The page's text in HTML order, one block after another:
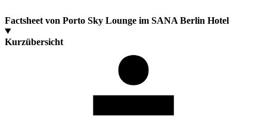
Factsheet von Porto Sky Lounge im SANA Berlin Hotel
Kurzübersicht